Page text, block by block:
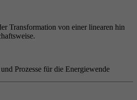
Transformation von einer linearen hin
Prozesse für die Energiewende